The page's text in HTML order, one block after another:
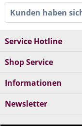
Kunden haben
Service Hotline
Shop Service
Informationen
Newsletter